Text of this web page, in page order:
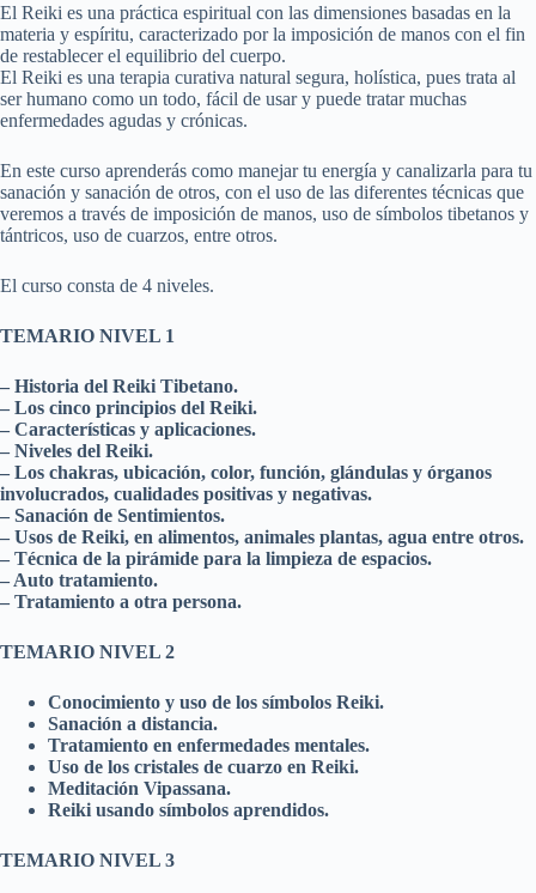
El Reiki es una práctica espiritual con las dimensiones basadas en la
materia y espíritu, caracterizado por la imposición de manos con el fin
de restablecer el equilibrio del cuerpo.
El Reiki es una terapia curativa natural segura, holística, pues trata al
ser humano como un todo, fácil de usar y puede tratar muchas
enfermedades agudas y crónicas.
En este curso aprenderás como manejar tu energía y canalizarla para tu
sanación y sanación de otros, con el uso de las diferentes técnicas que
veremos a través de imposición de manos, uso de símbolos tibetanos y
tántricos, uso de cuarzos, entre otros.
El curso consta de 4 niveles.
TEMARIO NIVEL 1
– Historia del Reiki Tibetano.
– Los cinco principios del Reiki.
– Características y aplicaciones.
– Niveles del Reiki.
– Los chakras, ubicación, color, función, glándulas y órganos
involucrados, cualidades positivas y negativas.
– Sanación de Sentimientos.
– Usos de Reiki, en alimentos, animales plantas, agua entre otros.
– Técnica de la pirámide para la limpieza de espacios.
– Auto tratamiento.
– Tratamiento a otra persona.
TEMARIO NIVEL 2
Conocimiento y uso de los símbolos Reiki.
Sanación a distancia.
Tratamiento en enfermedades mentales.
Uso de los cristales de cuarzo en Reiki.
Meditación Vipassana.
Reiki usando símbolos aprendidos.
TEMARIO NIVEL 3